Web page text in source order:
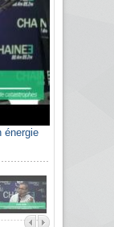
énergie